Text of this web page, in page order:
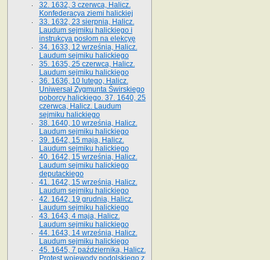
32. 1632, 3 czerwca, Halicz.
Konfederacya ziemi halickiej
33. 1632, 23 sierpnia, Halicz.
Laudum sejmiku halickiego i
instrukcya posłom na elekcyę
34. 1633, 12 września, Halicz.
Laudum sejmiku halickiego
35. 1635, 25 czerwca, Halicz.
Laudum sejmiku halickiego
36. 1636, 10 lutego, Halicz.
Uniwersał Zygmunta Świrskiego
poborcy halickiego. 37. 1640, 25
czerwca, Halicz. Laudum
sejmiku halickiego
38. 1640, 10 września, Halicz.
Laudum sejmiku halickiego
39. 1642, 15 maja, Halicz.
Laudum sejmiku halickiego
40. 1642, 15 września, Halicz.
Laudum sejmiku halickiego
deputackiego
41. 1642, 15 września, Halicz.
Laudum sejmiku halickiego
42. 1642, 19 grudnia, Halicz.
Laudum sejmiku halickiego
43. 1643, 4 maja, Halicz.
Laudum sejmiku halickiego
44. 1643, 14 września, Halicz.
Laudum sejmiku halickiego
45. 1645, 7 października, Halicz.
Protest wojewody podolskiego z